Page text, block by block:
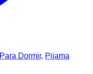
Para Dormir, Pijama